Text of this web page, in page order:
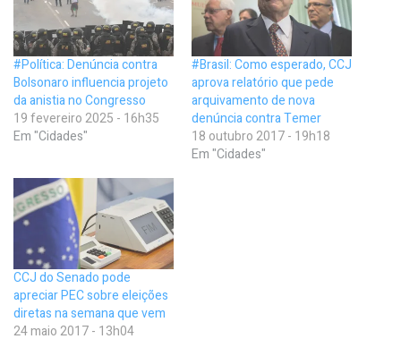
#Política: Denúncia contra
Bolsonaro influencia projeto
da anistia no Congresso
19 fevereiro 2025 - 16h35
Em "Cidades"
#Brasil: Como esperado, CCJ
aprova relatório que pede
arquivamento de nova
denúncia contra Temer
18 outubro 2017 - 19h18
Em "Cidades"
CCJ do Senado pode
apreciar PEC sobre eleições
diretas na semana que vem
24 maio 2017 - 13h04